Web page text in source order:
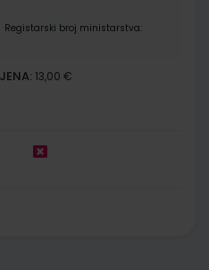
Registarski broj ministarstva:
13,00 €